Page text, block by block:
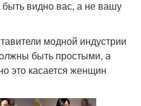
видно вас, а не вашу
модной индустрии
быть простыми, а
это касается женщин